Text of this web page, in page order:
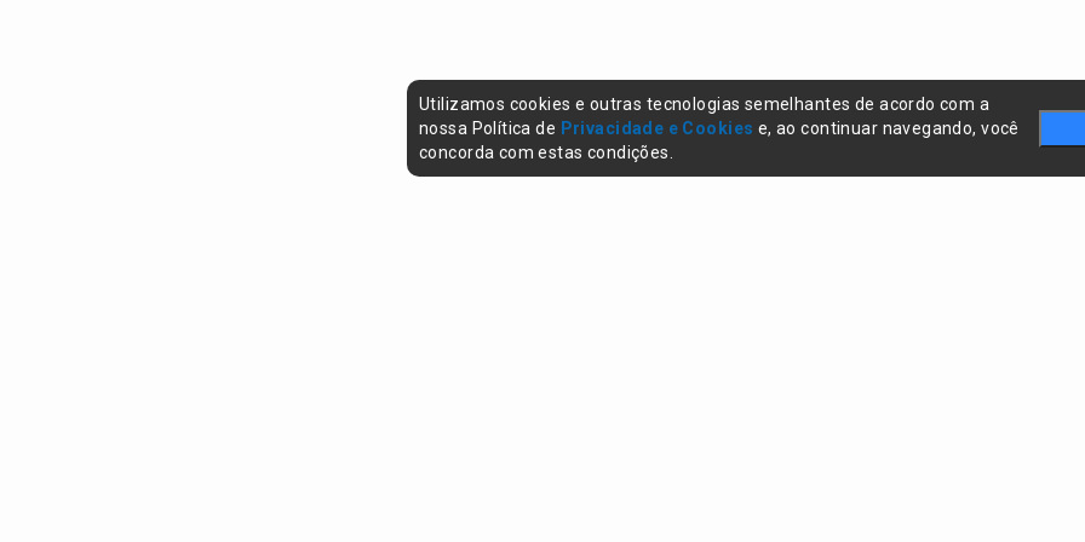
Utilizamos cookies e outras tecnologias semelhantes de acordo com a
nossa Política de Privacidade e Cookies e, ao continuar navegando, você
concorda com estas condições.